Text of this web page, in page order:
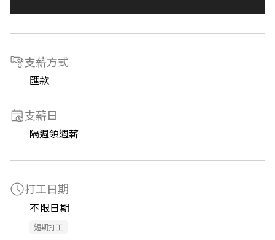
支薪方式
匯款
支薪日
隔週領週薪
打工日期
不限日期
短期打工